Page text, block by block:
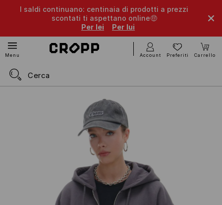
I saldi continuano: centinaia di prodotti a prezzi
scontati ti aspettano online🤑
Per lei
Per lui
Menu Account Preferiti Carrello